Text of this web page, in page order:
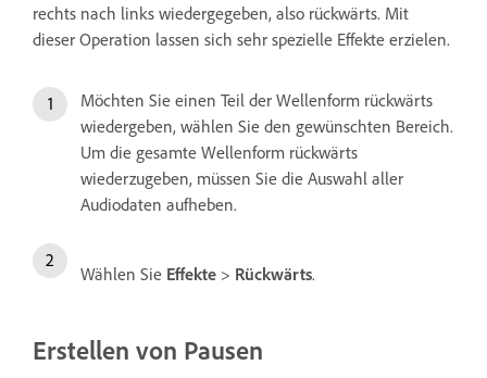
rechts nach links wiedergegeben, also rückwärts. Mit
dieser Operation lassen sich sehr spezielle Effekte erzielen.
Möchten Sie einen Teil der Wellenform rückwärts
wiedergeben, wählen Sie den gewünschten Bereich.
Um die gesamte Wellenform rückwärts
wiederzugeben, müssen Sie die Auswahl aller
Audiodaten aufheben.
Wählen Sie Effekte > Rückwärts.
Erstellen von Pausen